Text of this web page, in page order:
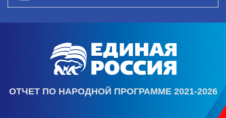
ОТЧЕТ ПО НАРОДНОЙ ПРОГРАММЕ 2021-2026